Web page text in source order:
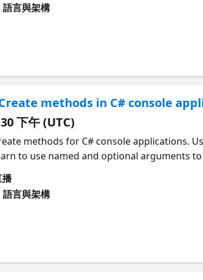
言與架構
methods in C# console
下午 (UTC)
methods for C# console applications.
to use named and optional arguments
播
言與架構